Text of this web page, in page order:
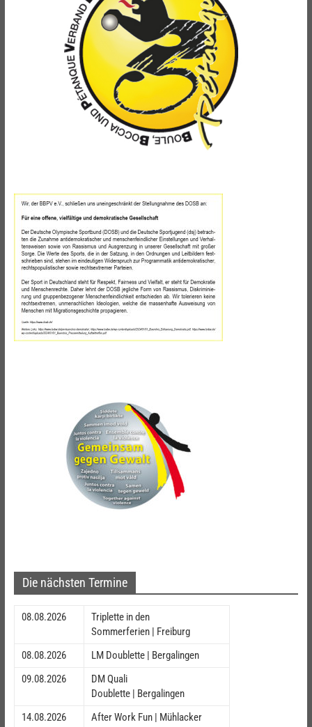
Die nächsten Termine
08.08.2026
Triplette in den
Sommerferien | Freiburg
08.08.2026
LM Doublette | Bergalingen
09.08.2026
DM Quali
Doublette | Bergalingen
14.08.2026
After Work Fun | Mühlacker